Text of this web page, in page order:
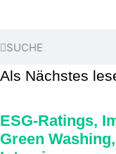
Als Nächstes
ESG-Ratings,
Green